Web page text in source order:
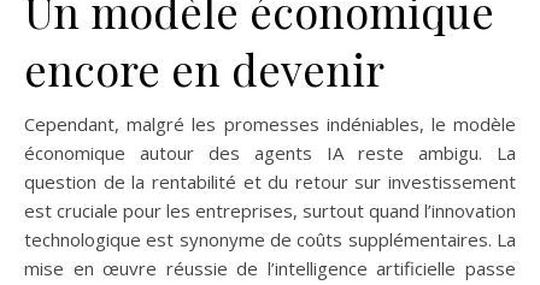
encore en devenir
Cependant, malgré les promesses indéniables, le modèle
économique autour des agents IA reste ambigu. La
question de la rentabilité et du retour sur investissement
est cruciale pour les entreprises, surtout quand l’innovation
technologique est synonyme de coûts supplémentaires. La
mise en œuvre réussie de l’intelligence artificielle passe